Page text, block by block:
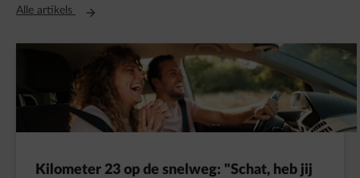
Alle artikels Opent in een nieuw tabblad
Kilometer 23 op de snelweg: "Schat, heb jij